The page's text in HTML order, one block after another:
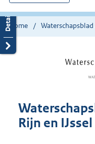
hier:
Home
Rijn en IJssel